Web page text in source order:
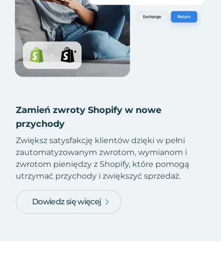
Zamień zwroty Shopify w nowe
przychody
Zwiększ satysfakcję klientów dzięki w pełni
zautomatyzowanym zwrotom, wymianom i
zwrotom pieniędzy z Shopify, które pomogą
utrzymać przychody i zwiększyć sprzedaż.
Dowiedz się więcej